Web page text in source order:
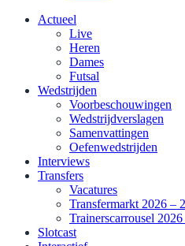
Actueel
Live
Heren
Dames
Futsal
Wedstrijden
Voorbeschouwingen
Wedstrijdverslagen
Samenvattingen
Oefenwedstrijden
Interviews
Transfers
Vacatures
Transfermarkt 2026 –
Trainerscarrousel
Slotcast